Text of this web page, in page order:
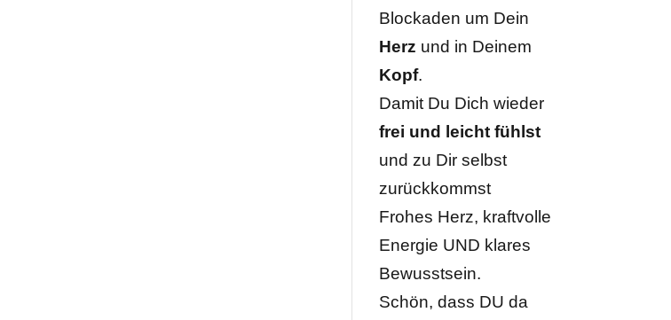
Blockaden um Dein
Herz und in Deinem
Kopf.
Damit Du Dich wieder
frei und leicht fühlst
und zu Dir selbst
zurückkommst
Frohes Herz, kraftvolle
Energie UND klares
Bewusstsein.
Schön, dass DU da